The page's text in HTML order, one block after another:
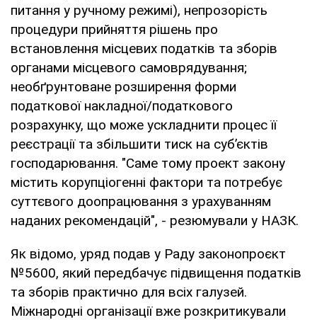
питання у ручному режимі), непрозорість
процедури прийняття рішень про
встановлення місцевих податків та зборів
органами місцевого самоврядування;
необґрунтоване розширення форми
податкової накладної/податкового
розрахунку, що може ускладнити процес її
реєстрації та збільшити тиск на суб’єктів
господарювання. "Саме тому проект закону
містить корупціогенні фактори та потребує
суттєвого доопрацювання з урахуванням
наданих рекомендацій", - резюмували у НАЗК.
Як відомо, уряд подав у Раду законопроєкт
№5600, який передбачує підвищення податків
та зборів практично для всіх галузей.
Міжнародні організації вже розкритикували